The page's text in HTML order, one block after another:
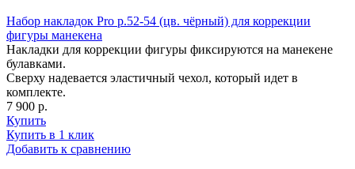
Набор накладок Pro р.52-54 (цв. чёрный) для коррекции
фигуры манекена
Накладки для коррекции фигуры фиксируются на манекене
булавками.
Сверху надевается эластичный чехол, который идет в
комплекте.
7 900 р.
Купить
Купить в 1 клик
Добавить к сравнению